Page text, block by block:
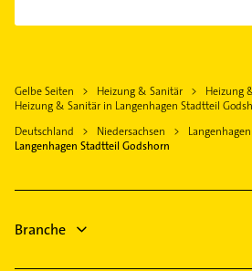
Ronnenberg
Laatzen
Klempner
Gasinstallateur
Sanitärinstallation
Zahnarzt
Rechtsanwalt
Gasinstallateur
Elektriker
Gelbe Seiten Heizung & Sanitär
Heizung
Heizung & Sanitär in Langenhagen Stadtteil
Deutschland
Niedersachsen
Langenhagen
Langenhagen Stadtteil Godshorn
Branche